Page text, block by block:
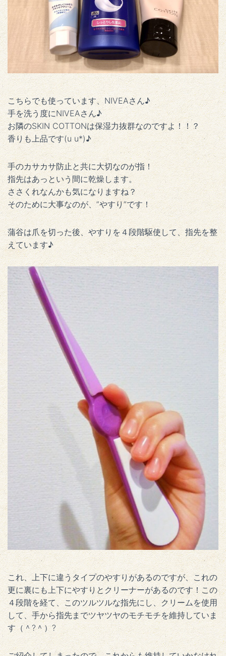
こちらでも使っています、NIVEAさん♪
手を洗う度にNIVEAさん♪
お隣のSKIN COTTONは保湿力抜群なのですよ！！？
香りも上品です(u u*)♪
手のカサカサ防止と共に大切なのが指！
指先はあっという間に乾燥します。
ささくれなんかも気になりますね？
そのために大事なのが、”やすり”です！
蒲谷は爪を切った後、やすりを４段階駆使して、指先を整
えています♪
これ、上下に違うタイプのやすりがあるのですが、これの
更に裏にも上下にやすりとクリーナーがあるのです！この
４段階を経て、このツルツルな指先にし、クリームを使用
して、手から指先までツヤツヤのモチモチを維持していま
す（＾?＾）?